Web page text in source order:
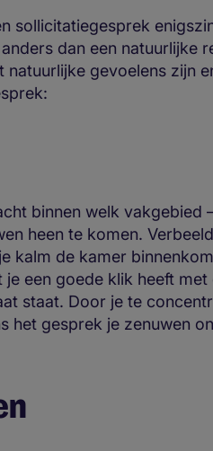
sollicitatiegesprek
dan een natuurlijke
gevoelens zijn
binnen welk
heen te komen.
kalm de kamer
een goede klik heeft met
staat. Door je te
het gesprek je zenuwen